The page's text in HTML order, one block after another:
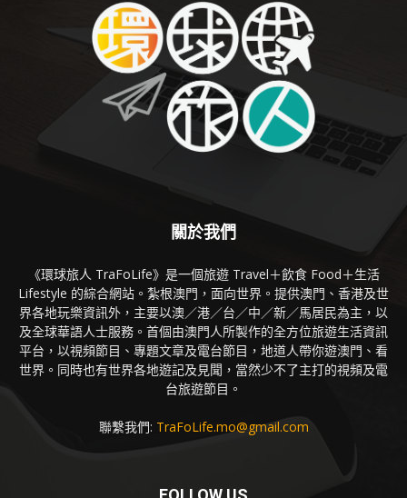
關於我們
《環球旅人 TraFoLife》是一個旅遊 Travel＋飲食 Food＋生活
Lifestyle 的綜合網站。紮根澳門，面向世界。提供澳門、香港及世
界各地玩樂資訊外，主要以澳／港／台／中／新／馬居民為主，以
及全球華語人士服務。首個由澳門人所製作的全方位旅遊生活資訊
平台，以視頻節目、專題文章及電台節目，地道人帶你遊澳門、看
世界。同時也有世界各地遊記及見聞，當然少不了主打的視頻及電
台旅遊節目。
聯繫我們: TraFoLife.mo@gmail.com